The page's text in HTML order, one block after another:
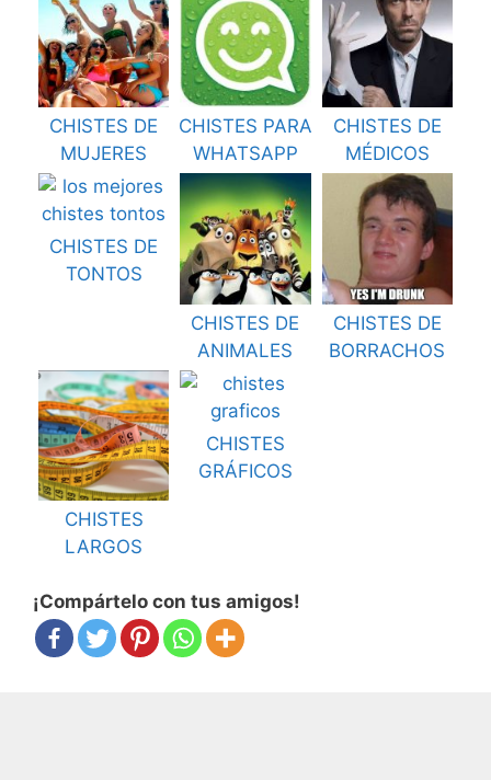
CHISTES DE
MUJERES
CHISTES PARA
WHATSAPP
CHISTES DE
MÉDICOS
CHISTES DE
TONTOS
CHISTES DE
ANIMALES
CHISTES DE
BORRACHOS
CHISTES
LARGOS
CHISTES
GRÁFICOS
¡Compártelo con tus amigos!